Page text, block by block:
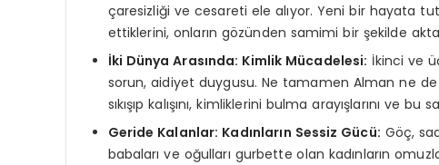
çaresizliği ve cesareti ele alıyor. Yeni bir hayata
ettiklerini, onların gözünden samimi bir şekilde
İki Dünya Arasında: Kimlik Mücadelesi: İkinci ve
sorun, aidiyet duygusu. Ne tamamen Alman ne
sıkışıp kalışını, kimliklerini bulma arayışlarını ve
Geride Kalanlar: Kadınların Sessiz Gücü: Göç,
babaları ve oğulları gurbette olan kadınların